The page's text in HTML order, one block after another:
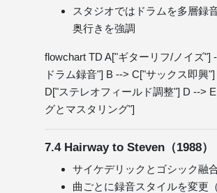
スタジオではドラムを多層録
奥行きを強調
flowchart TD A["ギターリフ/ノイズ"]
ドラム録音"] B --> C["サックス即興
D["ステレオフィールド調整"] D -->
グとマスタリング"]
7.4 Hairway to Steven（1988）
サイケデリックとゴシック融
曲ごとに録音スタイルを変更